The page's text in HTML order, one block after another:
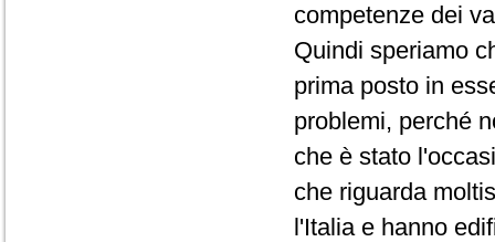
competenze dei
Quindi speriamo
prima posto in
problemi, perché
che è stato
che riguarda
l'Italia e hanno